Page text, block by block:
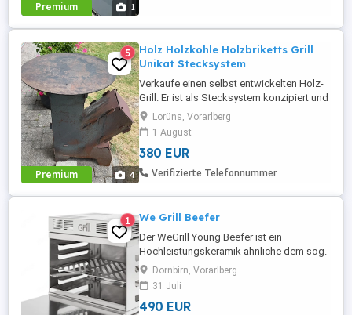
Premium 1
Premium 4
5
Holz Holzkohle Holzbriketts Grill
Unikat Stecksystem
Verkaufe einen selbst entwickelten Holz-
Grill. Er ist als Stecksystem konzipiert und
kann bei Bedarf auseinandergenommen
werden. Dadurch verbraucht er sehr wenig
Platz bei der Lagerung. Trotz des
Stecksystems ist er extrem stabil.
Anfragen gerne unter E-Mail oder Telefon.
Lorüns, Vorarlberg
1 August
380 EUR
Verifizierte Telefonnummer
1 We Grill Beefer
Der WeGrill Young Beefer ist ein
Hochleistungskeramik ähnliche dem sog.
Beefer - Grill mit drei Infrarot Brennern. Die
Brenner erzeugen bis zu 850 C und ähneln
dadurch mit Bezug auf die Leistung einem
Holzkohlegrill. Der gravierende Vorteil ist
Dornbirn, Vorarlberg
31 Juli
490 EUR